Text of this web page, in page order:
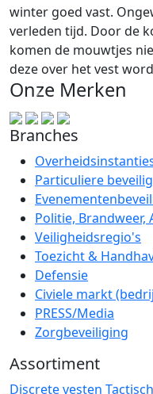
winter goed vast.
verleden tijd. Door de
komen de mouwtjes
deze over het vest
Onze Merken
Branches
Particuliere
Politie, Brandweer,
Veiligheidsregio's
Toezicht &
Defensie
Civiele markt
PRESS/Media
Zorgbeveiliging
Assortiment
Discrete vesten